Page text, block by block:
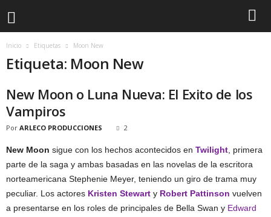
Inicio Etiquetas Moon New
Etiqueta: Moon New
New Moon o Luna Nueva: El Exito de los
Vampiros
Por ARLECO PRODUCCIONES 2
New Moon sigue con los hechos acontecidos en Twilight , primera
parte de la saga y ambas basadas en las novelas de la escritora
norteamericana Stephenie Meyer, teniendo un giro de trama muy
peculiar. Los actores Kristen Stewart y Robert Pattinson vuelven
a presentarse en los roles de principales de Bella Swan y Edward